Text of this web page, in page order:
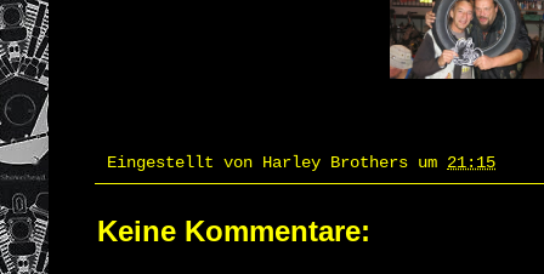
Eingestellt von Harley Brothers um 21:15
Keine Kommentare: